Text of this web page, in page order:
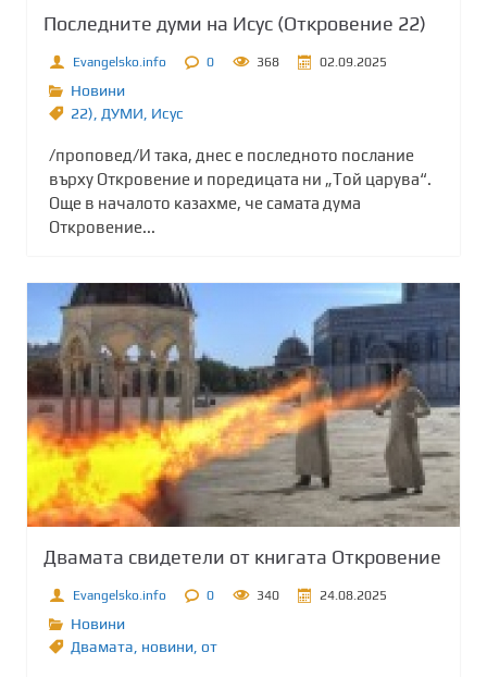
Последните думи на Исус (Откровение 22)
Evangelsko.info 0 368 02.09.2025
Новини
22), ДУМИ, Исус
/проповед/И така, днес е последното послание
върху Откровение и поредицата ни „Той царува“.
Още в началото казахме, че самата дума
Откровение...
Двамата свидетели от книгата Откровение
Evangelsko.info 0 340 24.08.2025
Новини
Двамата, новини, от